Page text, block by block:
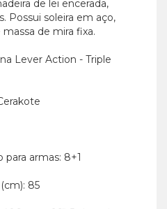
de lei encerada,
Possui soleira em aço,
de mira fixa.
Lever Action - Triple
armas: 8+1
85